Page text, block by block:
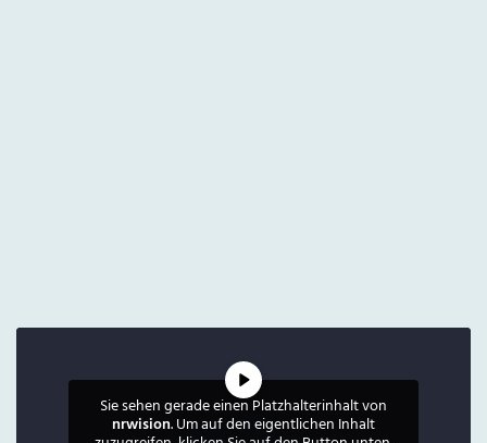
Sie sehen gerade einen Platzhalterinhalt von
nrwision. Um auf den eigentlichen Inhalt